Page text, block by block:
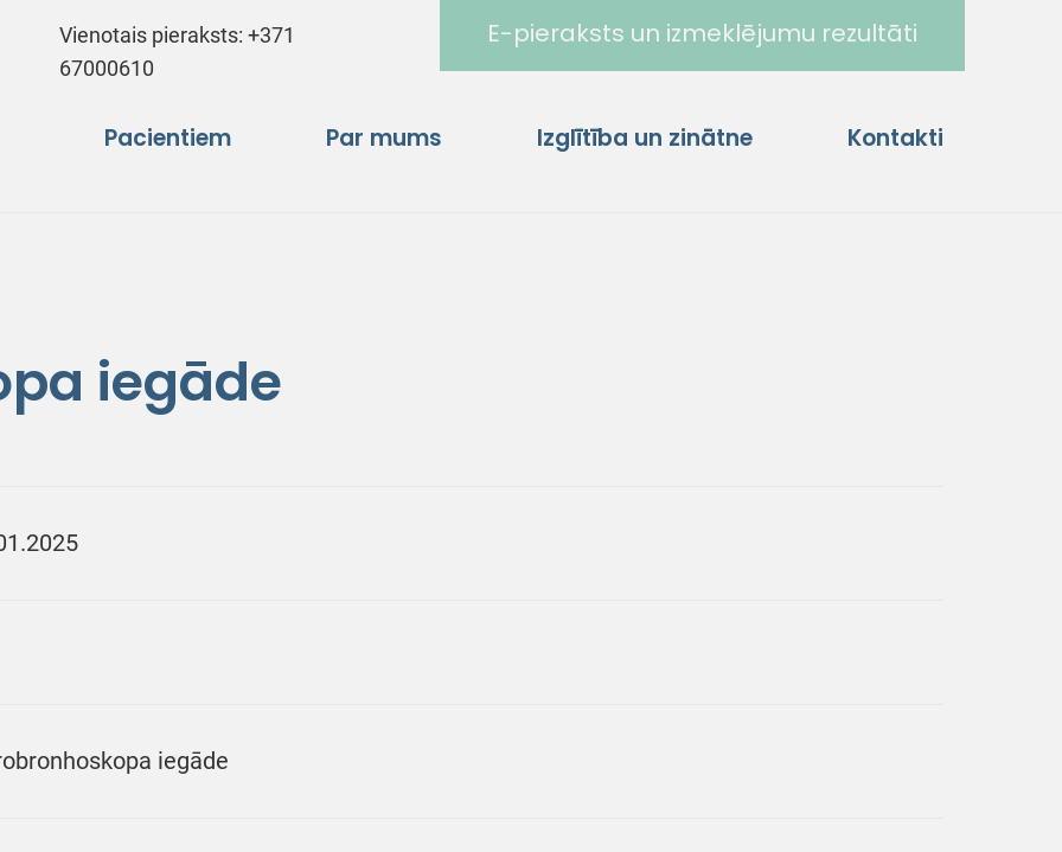
Vienotais pieraksts:+371
67000610
E-pieraksts un izmeklējumu rezultāti
Pacientiem Par mums Izglītība un zinātne Kontakti
iegāde
iegāde